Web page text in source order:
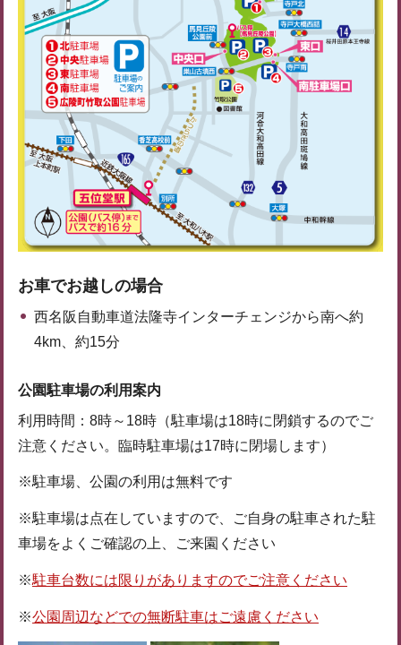
お車でお越しの場合
西名阪自動車道法隆寺インターチェンジから南へ約
4km、約15分
公園駐車場の利用案内
利用時間：8時～18時（駐車場は18時に閉鎖するのでご
注意ください。臨時駐車場は17時に閉場します）
※駐車場、公園の利用は無料です
※駐車場は点在していますので、ご自身の駐車された駐
車場をよくご確認の上、ご来園ください
※駐車台数には限りがありますのでご注意ください
※公園周辺などでの無断駐車はご遠慮ください